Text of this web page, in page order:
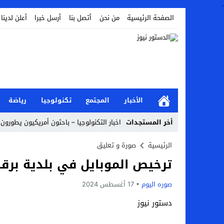
.
الصفحة الرئيسية
من نحن أتصل بنا أرسل خبرا أعلن لدينا
الأخبار المجتمع تكنولوجيا رياضة
أخر المستجدات اخبار التكنولوجيا – باحثون أمريكيون
أخبار الفن – ب الفن – إسعاد يونس: عادل
اراء و اقلام الدستور – بعد ست سنوات من
مال و اعمال – تراجع السندات الخليجية
الرئيسية صورة و تعليق
ترخيص الموبايل في بلدية
صوره اليوم 17 أغسطس 2024
دستور نيوز